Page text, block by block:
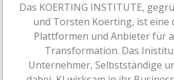
Das KOERTING INSTITUTE,
und Torsten Koerting, ist eine
Plattformen und Anbieter für
Transformation. Das
Unternehmer, Selbstständige